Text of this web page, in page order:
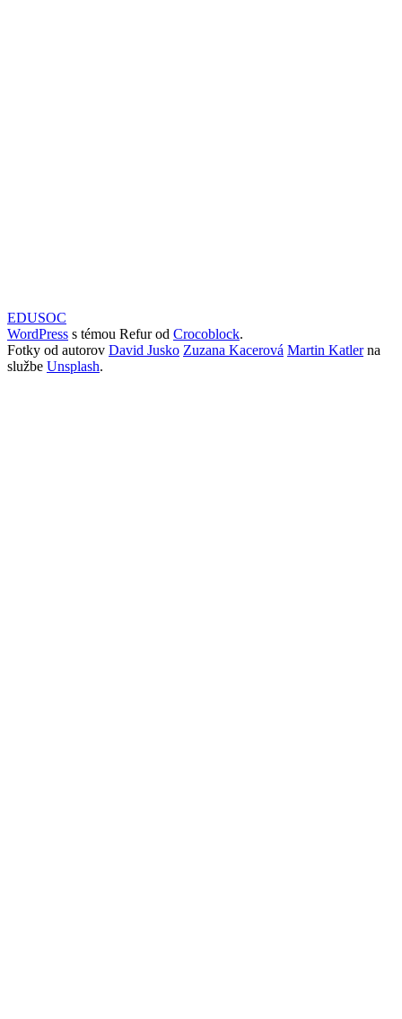
EDUSOC
WordPress s témou Refur od Crocoblock.
Fotky od autorov David Jusko Zuzana Kacerová Martin Katlerna
službe Unsplash.